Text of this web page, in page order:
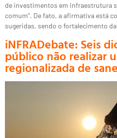
de investimentos em infraestrutura
comum”. De fato, a afirmativa está
sugeridas, sendo o fortalecimento
iNFRADebate: Seis
público não realizar
regionalizada de